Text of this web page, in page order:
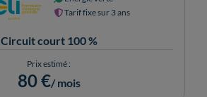
Circuit court 100 %
Tarif fixe sur 3 ans
Prix estimé :
80 €/ mois